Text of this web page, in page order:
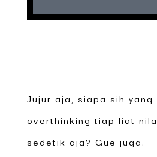
Jujur aja, siapa sih yang
overthinking tiap liat
sedetik aja? Gue juga.